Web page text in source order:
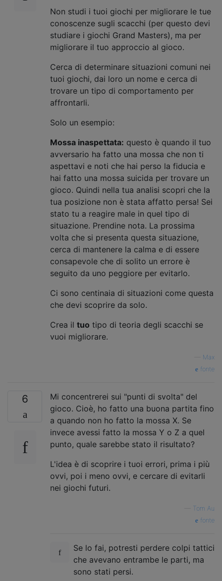
Non studi i tuoi giochi per migliorare le tue
conoscenze sugli scacchi (per questo devi
studiare i giochi Grand Masters), ma per
migliorare il tuo approccio al gioco.
Cerca di determinare situazioni comuni nei
tuoi giochi, dai loro un nome e cerca di
trovare un tipo di comportamento per
affrontarli.
Solo un esempio:
Mossa inaspettata: questo è quando il tuo
avversario ha fatto una mossa che non ti
aspettavi e noti che hai perso la fiducia e
hai fatto una mossa suicida per trovare un
gioco. Quindi nella tua analisi scopri che la
tua posizione non è stata affatto persa! Sei
stato tu a reagire male in quel tipo di
situazione. Prendine nota. La prossima
volta che si presenta questa situazione,
cerca di mantenere la calma e di essere
consapevole che di solito un errore è
seguito da uno peggiore per evitarlo.
Ci sono centinaia di situazioni come questa
che devi scoprire da solo.
Crea il tuo tipo di teoria degli scacchi se
vuoi migliorare.
Max
fonte
6
Mi concentrerei sui "punti di svolta" del
gioco. Cioè, ho fatto una buona partita fino
a quando non ho fatto la mossa X. Se
invece avessi fatto la mossa Y o Z a quel
punto, quale sarebbe stato il risultato?
L'idea è di scoprire i tuoi errori, prima i più
ovvi, poi i meno ovvi, e cercare di evitarli
nei giochi futuri.
Tom Au
fonte
Se lo fai, potresti perdere colpi tattici
che avevano entrambe le parti, ma
sono stati persi.